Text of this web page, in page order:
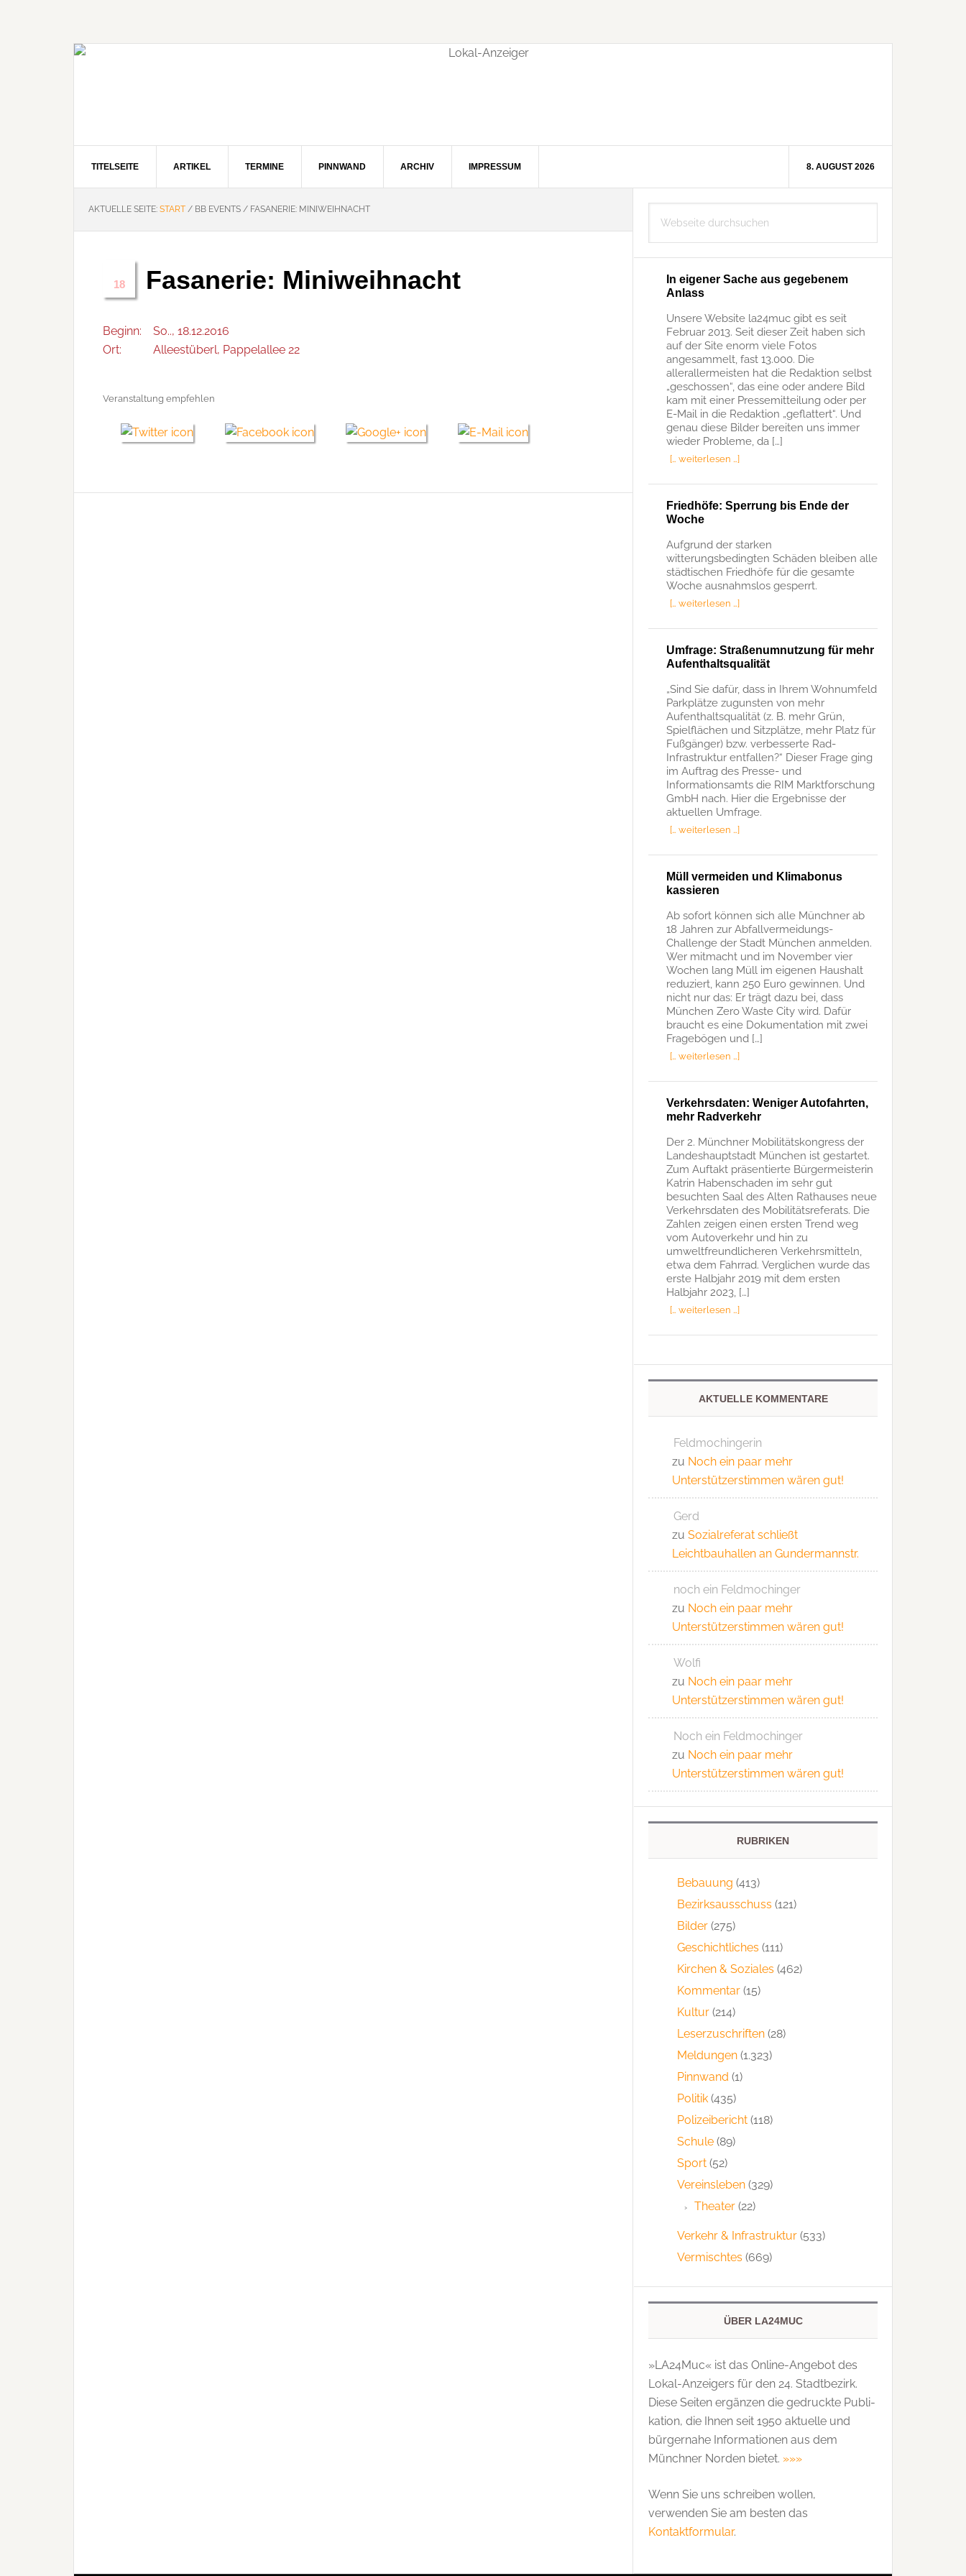
TITELSEITE ARTIKEL TERMINE PINNWAND ARCHIV IMPRESSUM 8. AUGUST 2026
AKTUELLE SEITE: START / BB EVENTS / FASANERIE: MINIWEIHNACHT
18 Fasanerie: Miniweihnacht
Beginn:
So.., 18.12.2016
Ort:
Alleestüberl, Pappelallee 22
Veranstaltung empfehlen
Seitenspalte
durchsuchen
In eigener Sache aus gegebenem
Anlass
Unsere Website la24muc gibt es seit
Februar 2013. Seit dieser Zeit haben sich
auf der Site enorm viele Fotos
angesammelt, fast 13.000. Die
allerallermeisten hat die Redaktion selbst
„geschossen“, das eine oder andere Bild
kam mit einer Pressemitteilung oder per
E-Mail in die Redaktion „geflattert“. Und
genau diese Bilder bereiten uns immer
wieder Probleme, da […]
[… weiterlesen …]
Friedhöfe: Sperrung bis Ende der
Woche
Aufgrund der starken
witterungsbedingten Schäden bleiben alle
städtischen Friedhöfe für die gesamte
Woche ausnahmslos gesperrt.
[… weiterlesen …]
Umfrage: Straßenumnutzung für mehr
Aufenthaltsqualität
„Sind Sie dafür, dass in Ihrem Wohnumfeld
Parkplätze zugunsten von mehr
Aufenthaltsqualität (z. B. mehr Grün,
Spielflächen und Sitzplätze, mehr Platz für
Fußgänger) bzw. verbesserte Rad-
Infrastruktur entfallen?“ Dieser Frage ging
im Auftrag des Presse- und
Informationsamts die RIM Marktforschung
GmbH nach. Hier die Ergebnisse der
aktuellen Umfrage.
[… weiterlesen …]
Müll vermeiden und Klimabonus
kassieren
Ab sofort können sich alle Münchner ab
18 Jahren zur Abfallvermeidungs-
Challenge der Stadt München anmelden.
Wer mitmacht und im November vier
Wochen lang Müll im eigenen Haushalt
reduziert, kann 250 Euro gewinnen. Und
nicht nur das: Er trägt dazu bei, dass
München Zero Waste City wird. Dafür
braucht es eine Dokumentation mit zwei
Fragebögen und […]
[… weiterlesen …]
Verkehrsdaten: Weniger Autofahrten,
mehr Radverkehr
Der 2. Münchner Mobilitätskongress der
Landeshauptstadt München ist gestartet.
Zum Auftakt präsentierte Bürgermeisterin
Katrin Habenschaden im sehr gut
besuchten Saal des Alten Rathauses neue
Verkehrsdaten des Mobilitätsreferats. Die
Zahlen zeigen einen ersten Trend weg
vom Autoverkehr und hin zu
umweltfreundlicheren Verkehrsmitteln,
etwa dem Fahrrad. Verglichen wurde das
erste Halbjahr 2019 mit dem ersten
Halbjahr 2023, […]
[… weiterlesen …]
AKTUELLE KOMMENTARE
Feldmochingerin
zu Noch ein paar mehr
Unterstützerstimmen wären gut!
Gerd
zu Sozialreferat schließt
Leichtbauhallen an Gundermannstr.
noch ein Feldmochinger
zu Noch ein paar mehr
Unterstützerstimmen wären gut!
Wolfi
zu Noch ein paar mehr
Unterstützerstimmen wären gut!
Noch ein Feldmochinger
zu Noch ein paar mehr
Unterstützerstimmen wären gut!
RUBRIKEN
Bebauung (413)
Bezirksausschuss (121)
Bilder (275)
Geschichtliches (111)
Kirchen & Soziales (462)
Kommentar (15)
Kultur (214)
Leserzuschriften (28)
Meldungen (1.323)
Pinnwand (1)
Politik (435)
Polizeibericht (118)
Schule (89)
Sport (52)
Vereinsleben (329)
Theater (22)
Verkehr & Infrastruktur (533)
Vermischtes (669)
ÜBER LA24MUC
»LA24Muc« ist das Online-Angebot des
Lokal-Anzeigers für den 24. Stadtbezirk.
Diese Seiten ergänzen die gedruckte Publi­
kation, die Ihnen seit 1950 aktuelle und
bürgernahe Informationen aus dem
Münchner Norden bietet. »»»
Wenn Sie uns schreiben wollen,
verwenden Sie am besten das
Kontaktformular.